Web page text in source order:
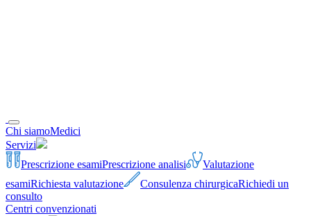
Chi siamoMedici
Servizi
Prescrizione esamiPrescrizione analisi
Valutazione
esamiRichiesta valutazione Consulenza chirurgicaRichiedi un
consulto
Centri convenzionati